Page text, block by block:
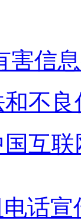
害信
不
国互
话宣